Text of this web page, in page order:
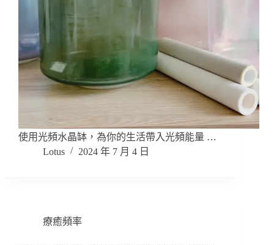
使用光頻水晶缽，為你的生活帶入光頻能量 …
Lotus
2024 年 7 月 4 日
療癒頻率